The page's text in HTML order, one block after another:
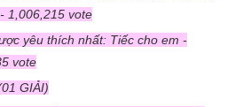
1,006,215 vote
yêu thích nhất: Tiếc cho em -
vote
GIẢI)